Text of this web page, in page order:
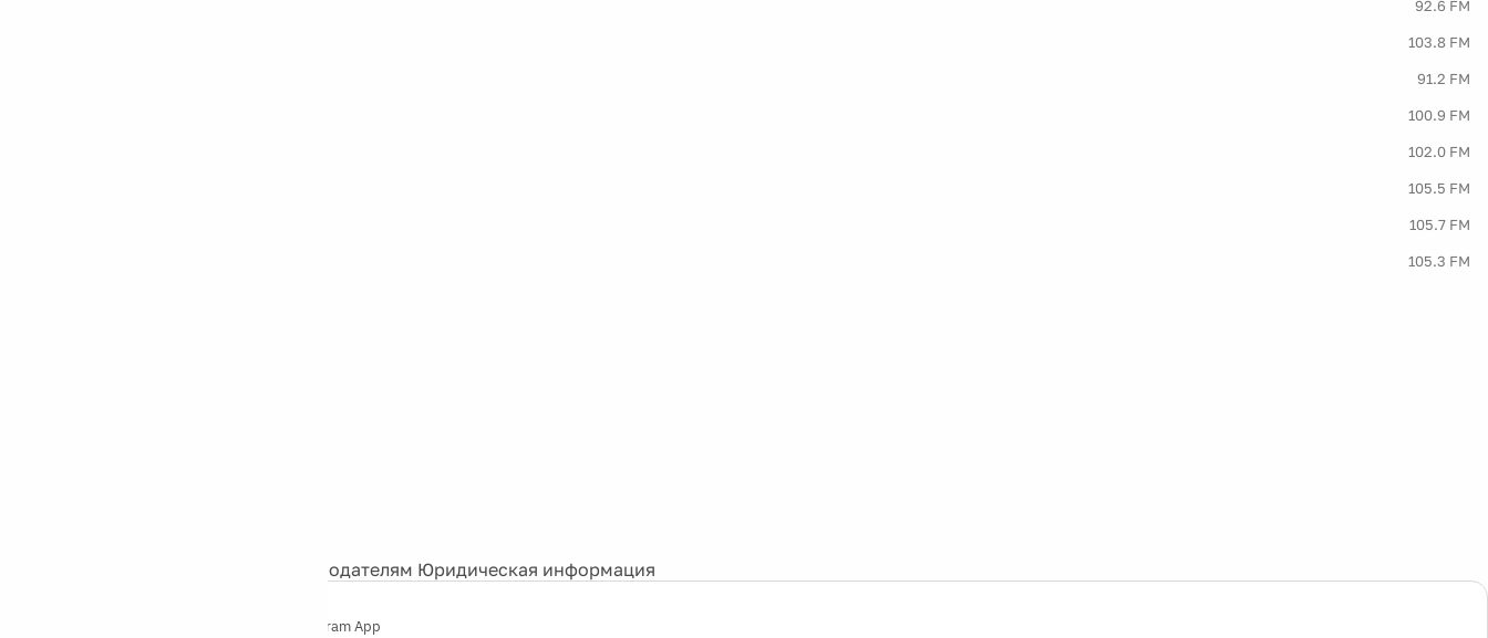
92.6 FM
103.8 FM
91.2 FM
100.9 FM
102.0 FM
105.5 FM
105.7 FM
105.3 FM
Рекламодателям Юридическая информация
Telegram App